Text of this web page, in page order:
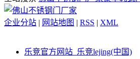
企业分站 | 网站地图 | RSS | XML
乐竞官方网站_乐竞lejing(中国)